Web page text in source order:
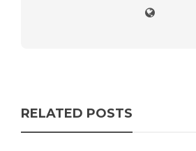
RELATED POSTS